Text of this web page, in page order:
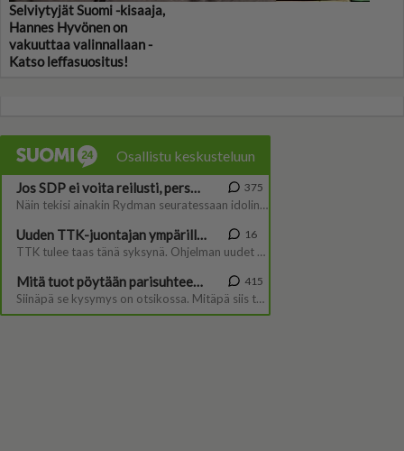
Selviytyjät Suomi -kisaaja,
Hannes Hyvönen on
vakuuttaa valinnallaan -
Katso leffasuositus!